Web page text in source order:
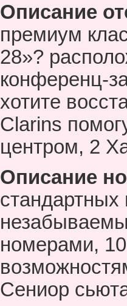
Описание
премиум
28»?
конференц-
хотите
Clarins
центром, 2
Описание
номерами,
Сениор